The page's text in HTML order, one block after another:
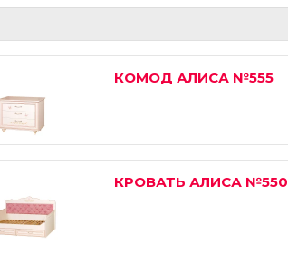
КОМОД АЛИСА №555
КРОВАТЬ АЛИСА №550